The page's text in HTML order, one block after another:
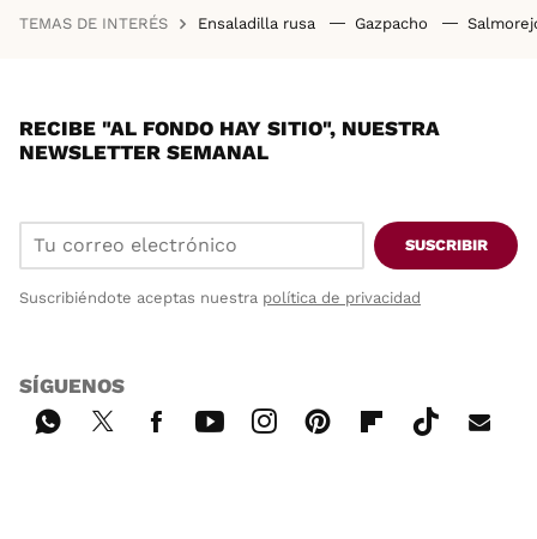
TEMAS DE INTERÉS Ensaladilla rusa Gazpacho
RECIBE "AL FONDO HAY SITIO", NUESTRA
NEWSLETTER SEMANAL
SUSCRIBIR
Suscribiéndote aceptas nuestra política de privacidad
SÍGUENOS